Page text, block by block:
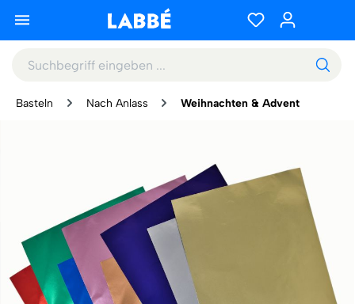
Basteln Nach Anlass Weihnachten & Advent